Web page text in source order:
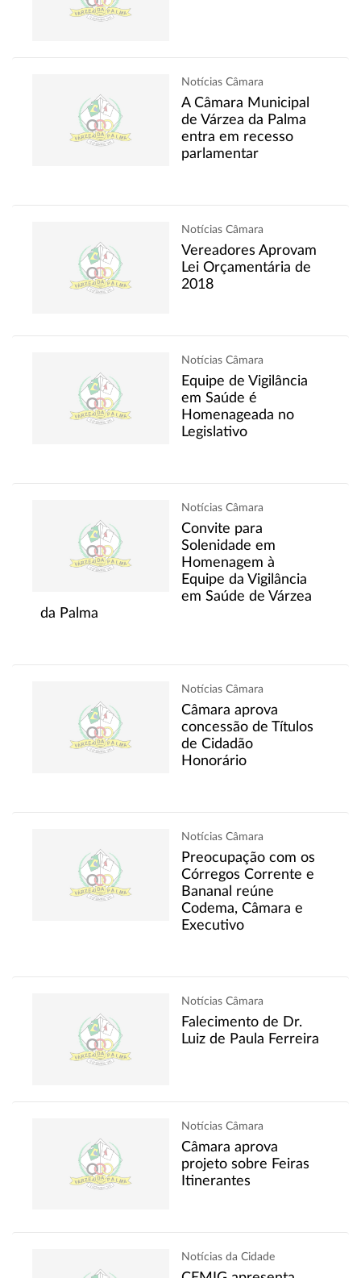
Notícias Câmara
A Câmara Municipal
de Várzea da Palma
entra em recesso
parlamentar
Notícias Câmara
Vereadores Aprovam
Lei Orçamentária de
2018
Notícias Câmara
Equipe de Vigilância
em Saúde é
Homenageada no
Legislativo
Notícias Câmara
Convite para
Solenidade em
Homenagem à
Equipe da Vigilância
em Saúde de Várzea
da Palma
Notícias Câmara
Câmara aprova
concessão de Títulos
de Cidadão
Honorário
Notícias Câmara
Preocupação com os
Córregos Corrente e
Bananal reúne
Codema, Câmara e
Executivo
Notícias Câmara
Falecimento de Dr.
Luiz de Paula Ferreira
Notícias Câmara
Câmara aprova
projeto sobre Feiras
Itinerantes
Notícias da Cidade